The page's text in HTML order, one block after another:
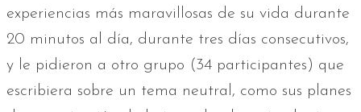
experiencias más maravillosas de su vida durante
20 minutos al día, durante tres días consecutivos,
y le pidieron a otro grupo (34 participantes) que
escribiera sobre un tema neutral, como sus planes